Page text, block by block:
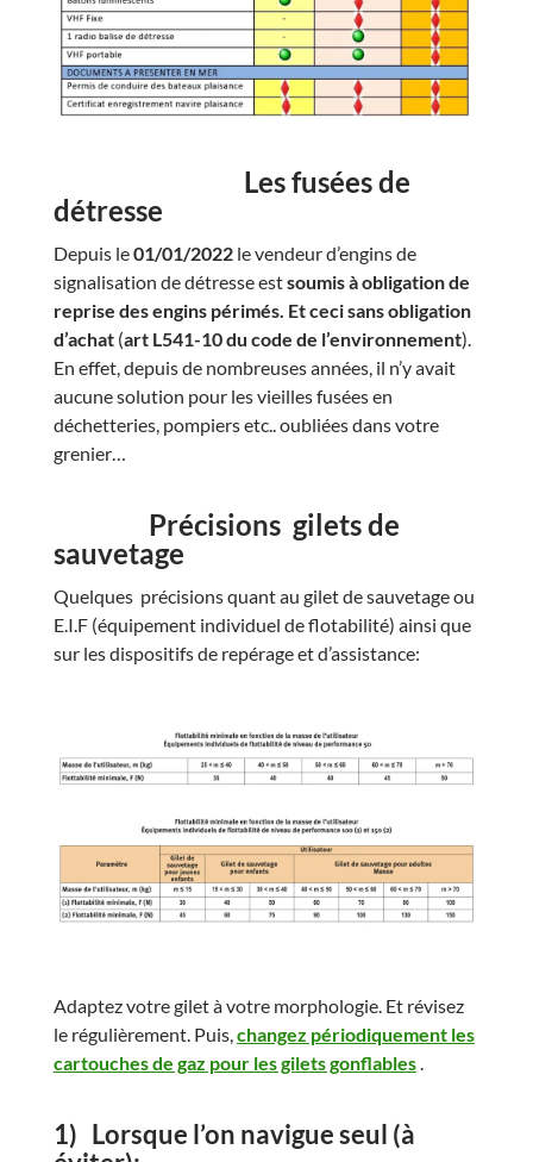
Les fusées de
détresse
Depuis le01/01/2022le vendeur d’engins de
signalisation de détresse estsoumis à obligation de
reprise des engins périmés. Et ceci sans obligation
d’achat(art L541-10 du code de l’environnement).
En effet, depuis de nombreuses années, il n’y avait
aucune solution pour les vieilles fusées en
déchetteries, pompiers etc.. oubliées dans votre
grenier…
Précisions gilets de
sauvetage
Quelques précisions quant au gilet de sauvetage ou
E.I.F (équipement individuel de flotabilité) ainsi que
sur les dispositifs de repérage et d’assistance:
Adaptez votre gilet à votre morphologie. Et révisez
le régulièrement. Puis,changez périodiquement les
cartouches de gaz pour les gilets gonflables.
1) Lorsque l’on navigue seul (à